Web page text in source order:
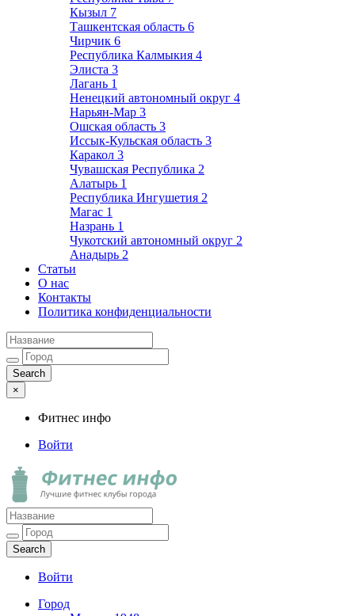
Кызыл 7
Ташкентская область 6
Чирчик 6
Республика Калмыкия 4
Элиста 3
Лагань 1
Ненецкий автономный округ 4
Нарьян-Мар 3
Ошская область 3
Иссык-Кульская область 3
Каракол 3
Чувашская Республика 2
Алатырь 1
Республика Ингушетия 2
Магас 1
Назрань 1
Чукотский автономный округ 2
Анадырь 2
Статьи
О нас
Контакты
Политика конфиденциальности
×
Фитнес инфо
Войти
Фитнес инфо
Лучшие фитнес клубы города
Войти
Город